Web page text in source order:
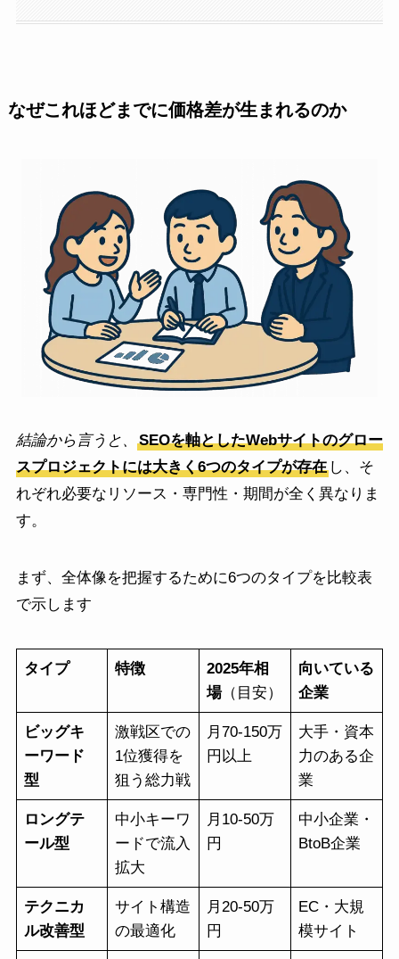
なぜこれほどまでに価格差が生まれるのか
結論から言うと、
SEOを軸としたWebサイトのグロー
スプロジェクトには大きく6つのタイプが存在し、そ
れぞれ必要なリソース・専門性・期間が全く異なりま
す。
まず、全体像を把握するために6つのタイプを比較表
で示します
タイプ 特徴
2025年相
場（目安）
向いている
企業
ビッグキ
ーワード
型
激戦区での
1位獲得を
狙う総力戦
月70-150万
円以上
大手・資本
力のある企
業
ロングテ
ール型
中小キーワ
ードで流入
拡大
月10-50万
円
中小企業・
BtoB企業
テクニカ
ル改善型
サイト構造
の最適化
月20-50万
円
EC・大規
模サイト